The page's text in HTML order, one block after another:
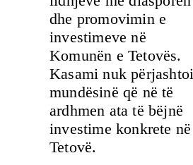
dhe promovimin e
investimeve në
Komunën e Tetovës.
Kasami nuk përjashtoi
mundësinë që në të
ardhmen ata të bëjnë
investime konkrete në
Tetovë.